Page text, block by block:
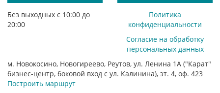
Без выходных с 10:00 до
20:00
Политика
конфиденциальности
Согласие на обработку
персональных данных
м. Новокосино, Новогиреево, Реутов, ул. Ленина 1А ("Карат"
бизнес-центр, боковой вход с ул. Калинина), эт. 4, оф. 423
Построить маршрут